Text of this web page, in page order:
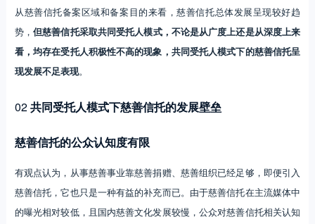
从慈善信托备案区域和备案目的来看，慈善信托总体发展呈现较好趋
势，但慈善信托采取共同受托人模式，不论是从广度上还是从深度上来
看，均存在受托人积极性不高的现象，共同受托人模式下的慈善信托呈
现发展不足表现。
02共同受托人模式下慈善信托的发展壁垒
慈善信托的公众认知度有限
有观点认为，从事慈善事业靠慈善捐赠、慈善组织已经足够，即便引入
慈善信托，它也只是一种有益的补充而已。由于慈善信托在主流媒体中
的曝光相对较低，且国内慈善文化发展较慢，公众对慈善信托相关认知